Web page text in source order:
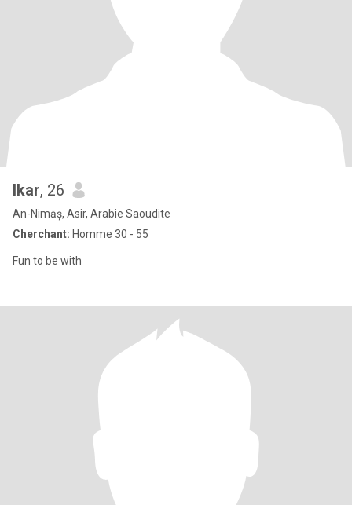
Ikar, 26
An-Nimāș, Asir, Arabie Saoudite
Cherchant: Homme 30 - 55
Fun to be with